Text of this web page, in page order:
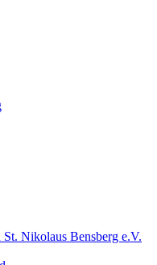
Nikolaus Bensberg e.V.